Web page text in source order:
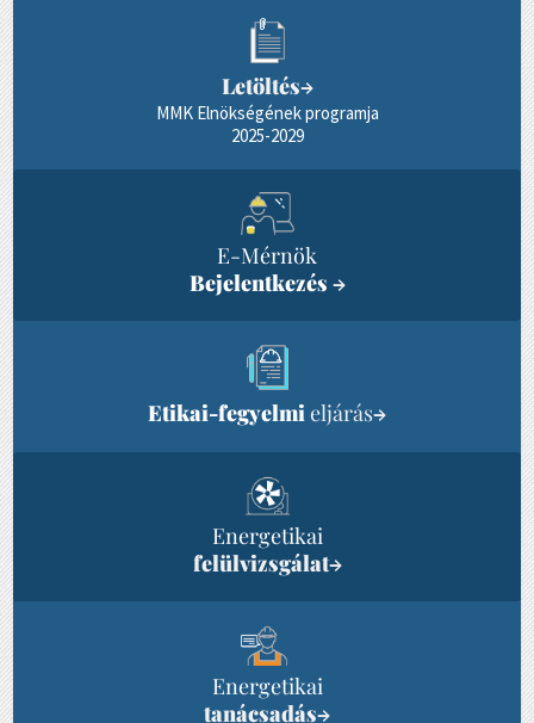
Letöltés→
MMK Elnökségének programja
2025-2029
E-Mérnök
Bejelentkezés →
Etikai-fegyelmieljárás→
Energetikai
felülvizsgálat→
Energetikai
tanácsadás→